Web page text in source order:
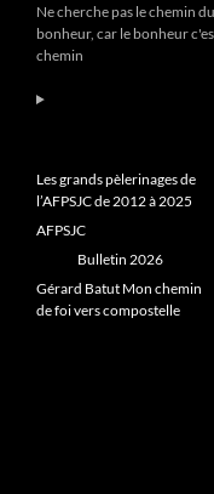
Ne cherche pas le chemin du
bonheur, car le bonheur
chemin
Les grands pèlerinages de
l’AFPSJC de 2012 à 2025
AFPSJC
Bulletin 2026
Gérard Batut Mon chemin
de foi vers compostelle